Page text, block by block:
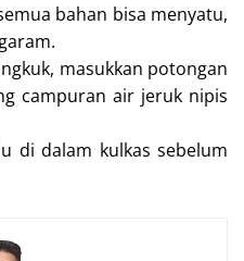
bahan bisa menyatu,
masukkan potongan
campuran air jeruk nipis
di dalam kulkas sebelum